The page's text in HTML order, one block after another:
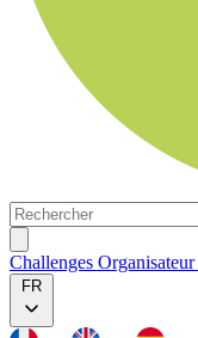
Rechercher
Challenges Organisateur
FR